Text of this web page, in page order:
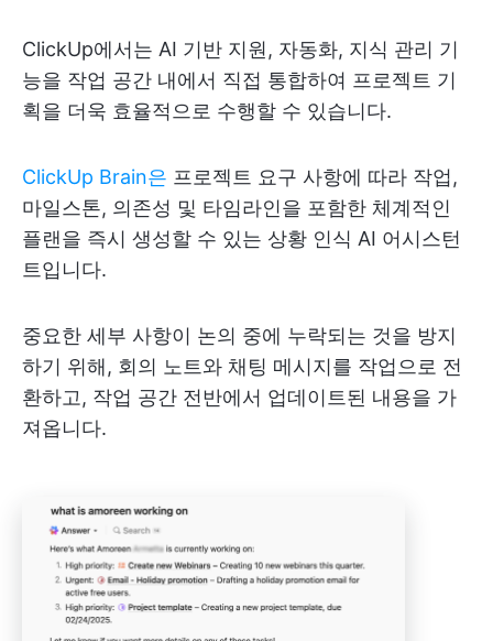
ClickUp에서는 AI 기반 지원, 자동화, 지식 관리 기
능을 작업 공간 내에서 직접 통합하여 프로젝트 기
획을 더욱 효율적으로 수행할 수 있습니다.
ClickUp Brain은 프로젝트 요구 사항에 따라 작업,
마일스톤, 의존성 및 타임라인을 포함한 체계적인
플랜을 즉시 생성할 수 있는 상황 인식 AI 어시스턴
트입니다.
중요한 세부 사항이 논의 중에 누락되는 것을 방지
하기 위해, 회의 노트와 채팅 메시지를 작업으로 전
환하고, 작업 공간 전반에서 업데이트된 내용을 가
져옵니다.